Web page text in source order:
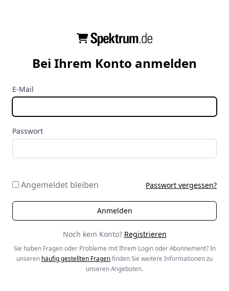
Bei Ihrem Konto anmelden
E-Mail
Passwort
Angemeldet bleiben Passwort vergessen?
Noch kein Konto? Registrieren
Sie haben Fragen oder Probleme mit Ihrem Login oder Abonnement? In
unseren häufig gestellten Fragen finden Sie weitere Informationen zu
unseren Angeboten.